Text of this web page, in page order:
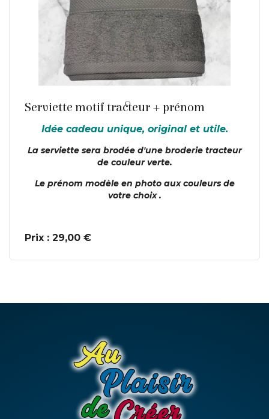
Serviette motif tracteur + prénom
Idée cadeau unique, original et utile.
La serviette sera brodée d'une broderie tracteur
de couleur verte.
Le prénom modèle en photo aux couleurs de
votre choix .
Prix : 29,00 €